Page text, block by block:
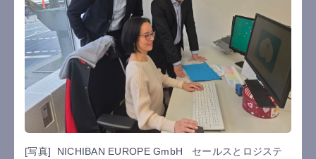
ご利用いただいております
[写真] NICHIBAN EUROPE GmbH セールスとロジステ